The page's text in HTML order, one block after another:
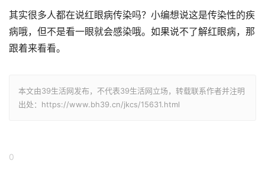
其实很多人都在说红眼病传染吗？小编想说这是传染性的疾
病哦，但不是看一眼就会感染哦。如果说不了解红眼病，那
跟着来看看。
本文由39生活网发布，不代表39生活网立场，转载联系作者并注明
出处：https://www.bh39.cn/jkcs/15631.html
0